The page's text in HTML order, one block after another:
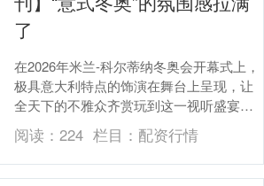
了
在2026年米兰-科尔蒂纳冬奥会开幕式上，
极具意大利特点的饰演在舞台上呈现，让
全天下的不雅众齐赏玩到这一视听盛宴。
图为当地技能2月6日，2026年米兰-科尔蒂
纳....
阅读：224 栏目： 配资行情